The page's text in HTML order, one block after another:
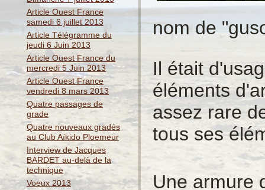
Article Ouest France
samedi 6 juillet 2013
Article Télégramme du
jeudi 6 Juin 2013
Article Ouest France du
mercredi 5 Juin 2013
Article Ouest France
vendredi 8 mars 2013
Quatre passages de
grade
Quatre nouveaux gradés
au Club Aïkido Ploemeur
Interview de Jacques
BARDET au-delà de la
technique
Voeux 2013
nom de
Il était
éléments
assez rare
tous ses
Une armure